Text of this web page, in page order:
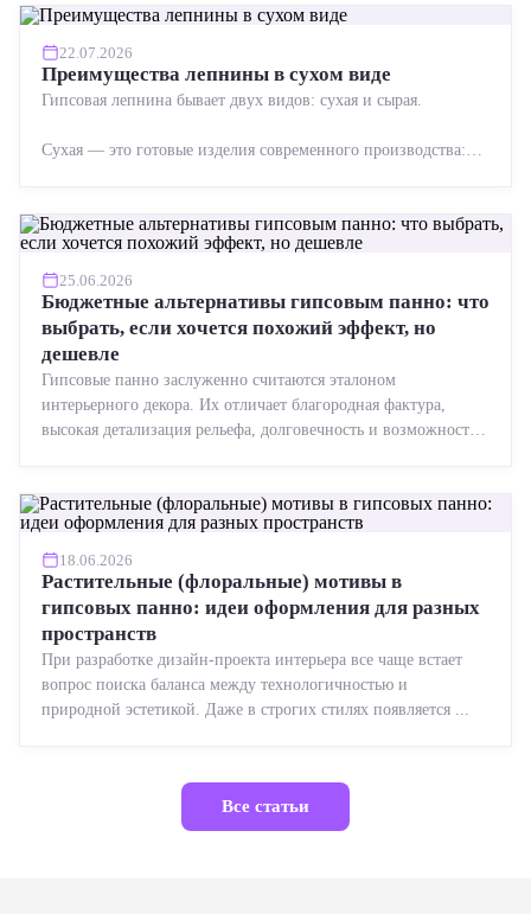
22.07.2026
Преимущества лепнины в сухом виде
Гипсовая лепнина бывает двух видов: сухая и сырая.
Сухая — это готовые изделия современного производства:
25.06.2026
Бюджетные альтернативы гипсовым панно: что
выбрать, если хочется похожий эффект, но
дешевле
Гипсовые панно заслуженно считаются эталоном
интерьерного декора. Их отличает благородная фактура,
высокая детализация рельефа, долговечность и возможность
18.06.2026
Растительные (флоральные) мотивы в
гипсовых панно: идеи оформления для разных
пространств
При разработке дизайн-проекта интерьера все чаще встает
вопрос поиска баланса между технологичностью и
природной эстетикой. Даже в строгих стилях появляется ...
Все статьи